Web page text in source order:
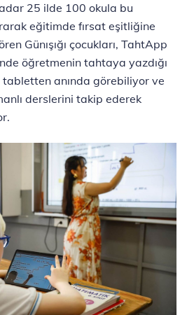
25 ilde 100 okula bu
eğitimde fırsat eşitliğine
Günışığı çocukları, TahtApp
öğretmenin tahtaya yazdığı
anında görebiliyor ve
derslerini takip ederek